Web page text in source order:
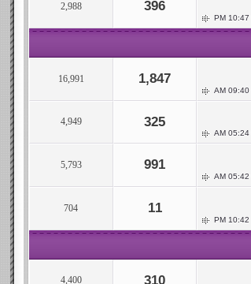
10:47 PM
396
2,988
09:40 AM
1,847
16,991
05:24 AM
325
4,949
05:42 AM
991
5,793
10:42 PM
11
704
310
4,400